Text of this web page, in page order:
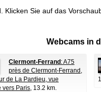
Klicken Sie auf das
Webcams in
Clermont-Ferrand : A75
près de Clermont-Ferrand,
de La Pardieu, vue
vers Paris, 13.2 km.